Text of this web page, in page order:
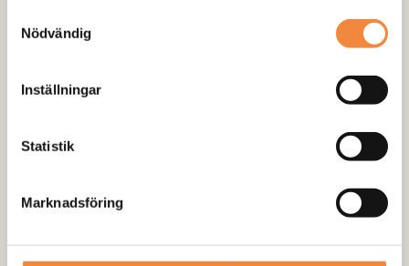
Nödvändig
Inställningar
Statistik
Marknadsföring